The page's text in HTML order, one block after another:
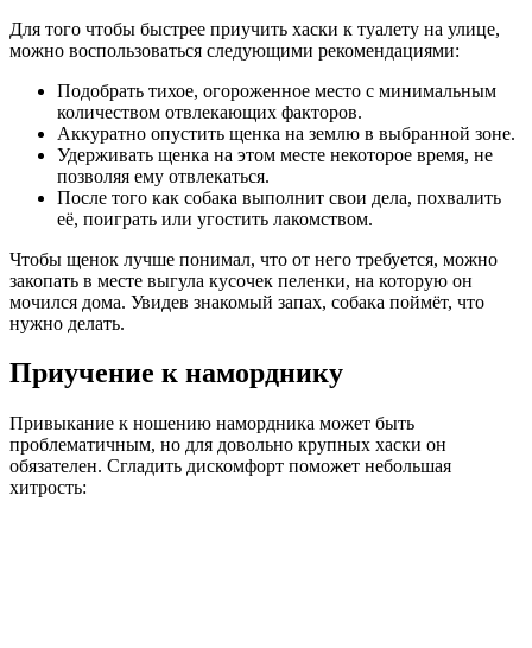
Для того чтобы быстрее приучить хаски к туалету на улице,
можно воспользоваться следующими рекомендациями:
Подобрать тихое, огороженное место с минимальным
количеством отвлекающих факторов.
Аккуратно опустить щенка на землю в выбранной зоне.
Удерживать щенка на этом месте некоторое время, не
позволяя ему отвлекаться.
После того как собака выполнит свои дела, похвалить
её, поиграть или угостить лакомством.
Чтобы щенок лучше понимал, что от него требуется, можно
закопать в месте выгула кусочек пеленки, на которую он
мочился дома. Увидев знакомый запах, собака поймёт, что
нужно делать.
Приучение к наморднику
Привыкание к ношению намордника может быть
проблематичным, но для довольно крупных хаски он
обязателен. Сгладить дискомфорт поможет небольшая
хитрость: